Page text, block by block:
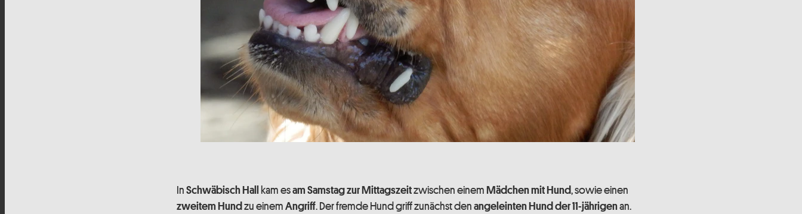
In Schwäbisch Hall kam esam Samstag zur Mittagszeitzwischen einem Mädchen mit Hund, sowie einen
zweitem Hund zu einem Angriff. Der fremde Hund griff zunächst den angeleinten Hund der 11-jährigenan.